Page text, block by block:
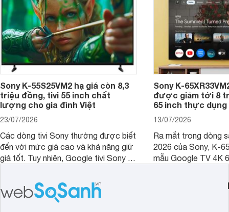
Sony K-55S25VM2 hạ giá còn 8,3
triệu đồng, tivi 55 inch chất
lượng cho gia đình Việt
23/07/2026
Các dòng tivi Sony thường được biết
đến với mức giá cao và khả năng giữ
giá tốt. Tuy nhiên, Google tivi Sony 55
hợp đáng chú ý khi có mức giá dễ
tiếp cận hơn dù mới ra mắt trong năm
Sony K-
được giảm tới 8
65 inch thực
13/07/2026
Ra mắt trong dòng
2026 của Sony, K-
mẫu Google TV 4K
tảng Google TV
nghệ hỗ trợ nâng